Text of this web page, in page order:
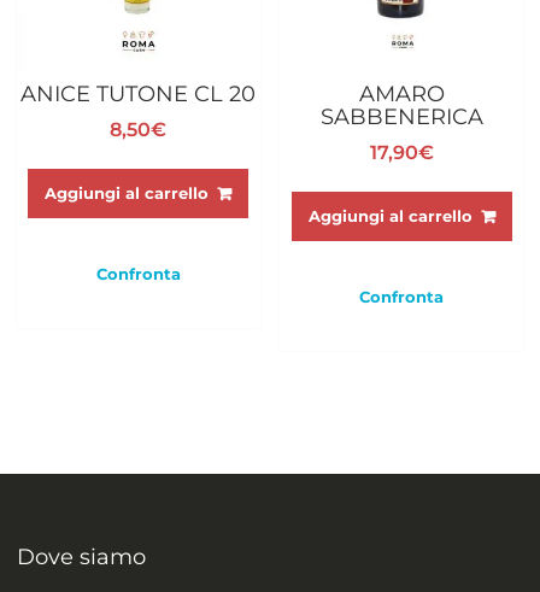
ANICE TUTONE CL 20
8,50€
Aggiungi al carrello
Confronta
AMARO
SABBENERICA
17,90€
Aggiungi al carrello
Confronta
Dove siamo